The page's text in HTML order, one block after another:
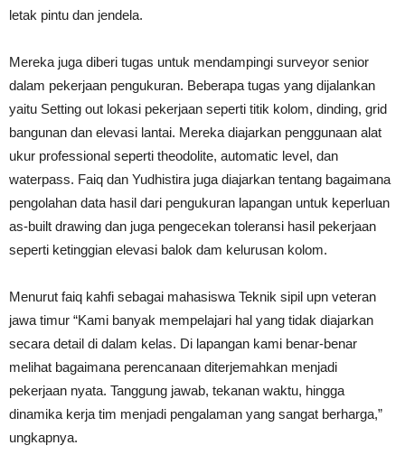
letak pintu dan jendela.
Mereka juga diberi tugas untuk mendampingi surveyor senior
dalam pekerjaan pengukuran. Beberapa tugas yang dijalankan
yaitu Setting out lokasi pekerjaan seperti titik kolom, dinding, grid
bangunan dan elevasi lantai. Mereka diajarkan penggunaan alat
ukur professional seperti theodolite, automatic level, dan
waterpass. Faiq dan Yudhistira juga diajarkan tentang bagaimana
pengolahan data hasil dari pengukuran lapangan untuk keperluan
as-built drawing dan juga pengecekan toleransi hasil pekerjaan
seperti ketinggian elevasi balok dam kelurusan kolom.
Menurut faiq kahfi sebagai mahasiswa Teknik sipil upn veteran
jawa timur “Kami banyak mempelajari hal yang tidak diajarkan
secara detail di dalam kelas. Di lapangan kami benar-benar
melihat bagaimana perencanaan diterjemahkan menjadi
pekerjaan nyata. Tanggung jawab, tekanan waktu, hingga
dinamika kerja tim menjadi pengalaman yang sangat berharga,”
ungkapnya.